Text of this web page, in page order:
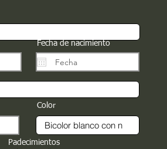
Fecha de nacimiento
Color
Padecimientos